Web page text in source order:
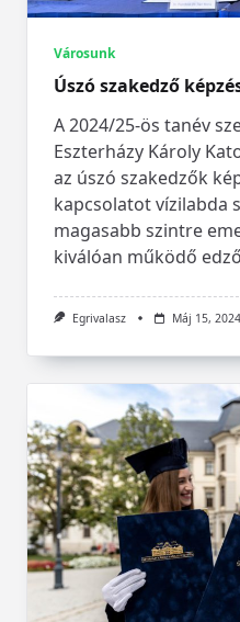
Városunk
Úszó szakedző
A 2024/25-ös tanév
Eszterházy Károly
az úszó szakedzők
kapcsolatot vízilabda
magasabb szintre
kiválóan működő
Egrivalasz Máj 15, 2024